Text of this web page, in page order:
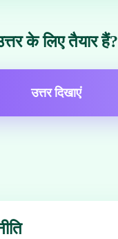
के लिए तैयार हैं?
उत्तर दिखाएं